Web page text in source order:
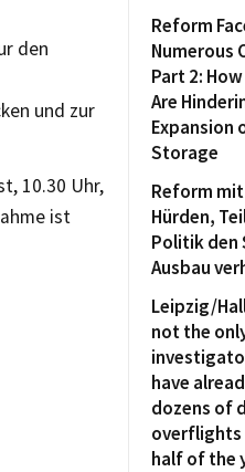
den
und zur
10.30 Uhr,
ist
Reform
Numerous
Part 2:
Are
Expansion
Storage
Reform
Hürden,
Politik den
Ausbau
Leipzig/
not the
have
dozens of
half of the